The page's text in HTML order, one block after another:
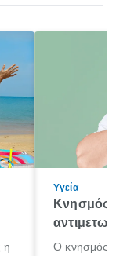
η
Υγεία
Κνησμός:
Ο κνησμός